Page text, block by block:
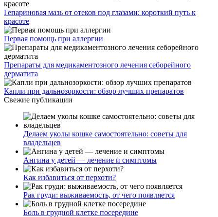
Гепариновая мазь от отеков под глазами: короткий путь к
красоте
Первая помощь при аллергии
Препараты для медикаментозного лечения себорейного
дерматита
Капли при дальнозоркости: обзор лучших препаратов
Свежие публикации
Делаем уколы кошке самостоятельно: советы для
владельцев
Ангина у детей — лечение и симптомы
Как избавиться от перхоти?
Рак груди: выживаемость, от чего появляется
Боль в грудной клетке посередине